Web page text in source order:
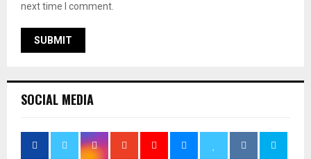
next time I comment.
SOCIAL MEDIA